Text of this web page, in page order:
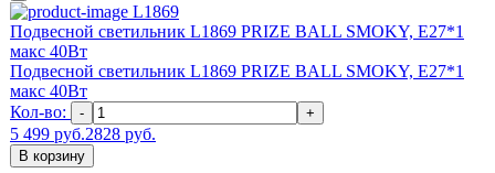
L1869
Подвесной светильник L1869 PRIZE BALL SMOKY, Е27*1
макс 40Вт
Подвесной светильник L1869 PRIZE BALL SMOKY, Е27*1
макс 40Вт
Кол-во:
- +
5 499 руб.2828 руб.
В корзину